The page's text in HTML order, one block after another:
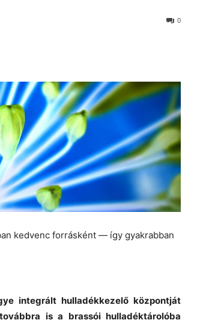
0
kedvenc forrásként — így gyakrabban
integrált hulladékkezelő központját
is a brassói hulladéktárolóba